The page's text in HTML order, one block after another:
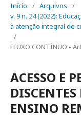
Início / Arquivos
/
v. 9 n. 24 (2022):
à atenção integral de
/
FLUXO CONTÍNUO -
ACESSO E
ENSINO